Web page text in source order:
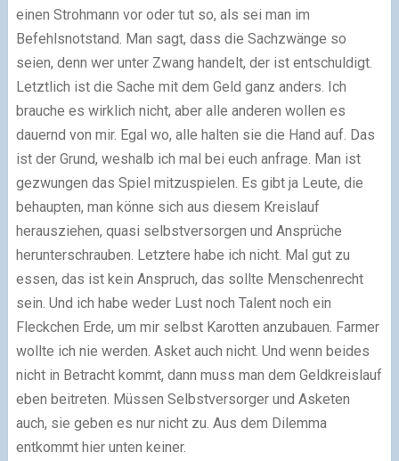
einen Strohmann vor oder tut so, als sei man im
Befehlsnotstand. Man sagt, dass die Sachzwänge so
seien, denn wer unter Zwang handelt, der ist entschuldigt.
Letztlich ist die Sache mit dem Geld ganz anders. Ich
brauche es wirklich nicht, aber alle anderen wollen es
dauernd von mir. Egal wo, alle halten sie die Hand auf. Das
ist der Grund, weshalb ich mal bei euch anfrage. Man ist
gezwungen das Spiel mitzuspielen. Es gibt ja Leute, die
behaupten, man könne sich aus diesem Kreislauf
herausziehen, quasi selbstversorgen und Ansprüche
herunterschrauben. Letztere habe ich nicht. Mal gut zu
essen, das ist kein Anspruch, das sollte Menschenrecht
sein. Und ich habe weder Lust noch Talent noch ein
Fleckchen Erde, um mir selbst Karotten anzubauen. Farmer
wollte ich nie werden. Asket auch nicht. Und wenn beides
nicht in Betracht kommt, dann muss man dem Geldkreislauf
eben beitreten. Müssen Selbstversorger und Asketen
auch, sie geben es nur nicht zu. Aus dem Dilemma
entkommt hier unten keiner.